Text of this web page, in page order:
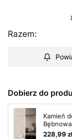
Razem:
Dobierz do
Kamień
228,99